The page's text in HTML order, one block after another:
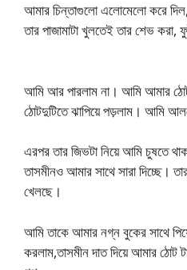
আমার চিন্তাগুলো এলোমেলো করে
তার পাজামাটা খুলতেই তার শেভ
আমি আর পারলাম না। আমি আমার
ঠোটদুটিতে ঝাপিয়ে পড়লাম। আমি
এরপর তার জিভটা নিয়ে আমি চুষতে
তাসমীনও আমার সাথে সারা দিচ্ছে।
খেলছে।
আমি তাকে আমার নগ্ন বুকের সাথে
করলাম,তাসমীন দাত দিয়ে আমার ঠোট